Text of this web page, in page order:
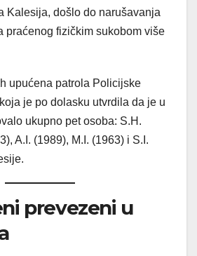
Kalesija, došlo do narušavanja
praćenog fizičkim sukobom više
upućena patrola Policijske
je po dolasku utvrdila da je u
ukupno pet osoba: S.H.
A.I. (1989), M.I. (1963) i S.I.
prevezeni u